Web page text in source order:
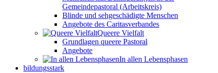
Gemeindepastoral (Arbeitskreis)
Blinde und sehgeschädigte Menschen
Angebote des Caritasverbandes
Queere Vielfalt
Grundlagen queere Pastoral
Angebote
In allen Lebensphasen
bildungsstark